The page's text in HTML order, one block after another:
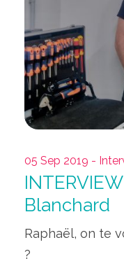
05 Sep 2019 -
Blanchard
Raphaël, on te
?